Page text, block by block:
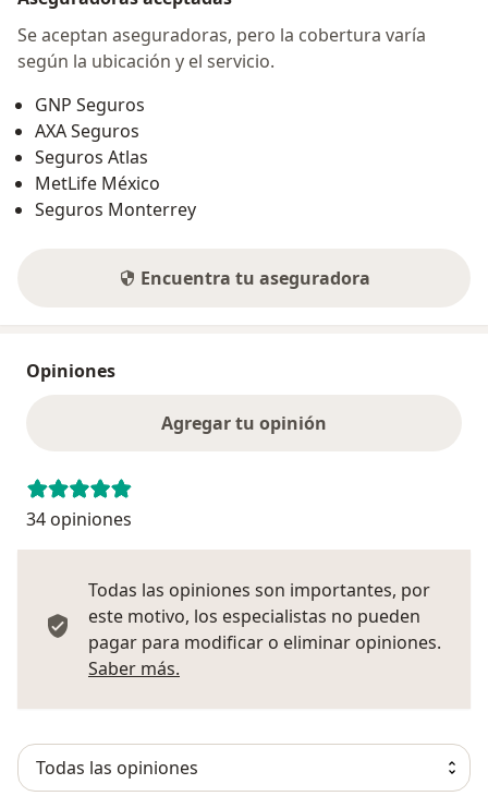
Se aceptan aseguradoras, pero la cobertura varía
según la ubicación y el servicio.
GNP Seguros
AXA Seguros
Seguros Atlas
MetLife México
Seguros Monterrey
Encuentra tu aseguradora
Opiniones
Agregar tu opinión
34 opiniones
Todas las opiniones son importantes, por
este motivo, los especialistas no pueden
pagar para modificar o eliminar opiniones.
Saber más.